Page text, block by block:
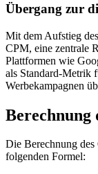
Übergang zur
Mit dem Aufstieg
CPM, eine zentrale
Plattformen wie
als Standard-Metrik
Werbekampagnen
Berechnung
Die Berechnung
folgenden Formel: